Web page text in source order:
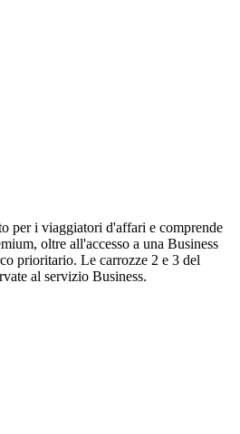
per i viaggiatori d'affari e comprende
oltre all'accesso a una Business
prioritario. Le carrozze 2 e 3 del
al servizio Business.